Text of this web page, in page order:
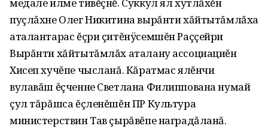
пуçлăхне Олег Никитина вырăнти хăйтытăмлăха
аталантарас ĕçри çитĕнÿсемшĕн Раççейри
Вырăнти хăйтытăмлăх аталану ассоциациĕн
Хисеп хучĕпе чысланă. Кăратмас ялĕнчи
вулавăш ĕçченне Светлана Филиппована нумай
çул тăрăшса ĕçленĕшĕн ПР Культура
министерствин Тав çырăвĕпе наградăланă.